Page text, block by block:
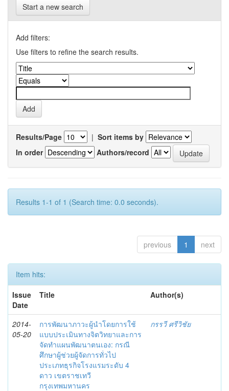
Start a new search
Add filters:
Use filters to refine the search results.
Results/Page | Sort items by
In order
Authors/record
Results 1-1 of 1 (Search time: 0.0 seconds).
previous 1 next
Item hits:
Issue
Date
Title Author(s)
2014-
05-20
การพัฒนาภาวะผู้นำโดยการใช้
แบบประเมินทางจิตวิทยาและการ
จัดทำแผนพัฒนาตนเอง: กรณี
ศึกษาผู้ช่วยผู้จัดการทั่วไป
ประเภทธุรกิจโรงแรมระดับ 4
ดาว เขตราชเทวี
กรุงเทพมหานคร
กรรวี ศรีวิชัย